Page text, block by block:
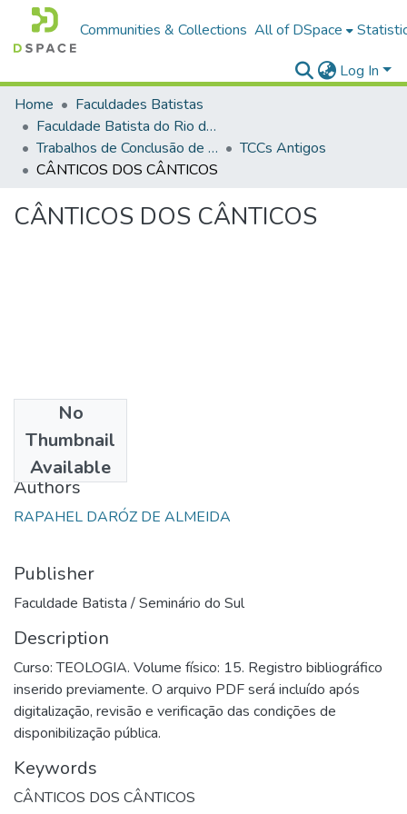
Communities & Collections All of DSpace
Log In
Home
Faculdades Batistas
Faculdade Batista do Rio de Janeiro (FABAT-RJ)
Trabalhos de Conclusão de Curso (TCC)
TCCs Antigos
CÂNTICOS DOS CÂNTICOS
CÂNTICOS DOS CÂNTICOS
No
Thumbnail
Available
1999
Authors
RAPAHEL DARÓZ DE ALMEIDA
Publisher
Faculdade Batista / Seminário do Sul
Description
Curso: TEOLOGIA. Volume físico: 15. Registro bibliográfico
inserido previamente. O arquivo PDF será incluído após
digitalização, revisão e verificação das condições de
disponibilização pública.
Keywords
CÂNTICOS DOS CÂNTICOS